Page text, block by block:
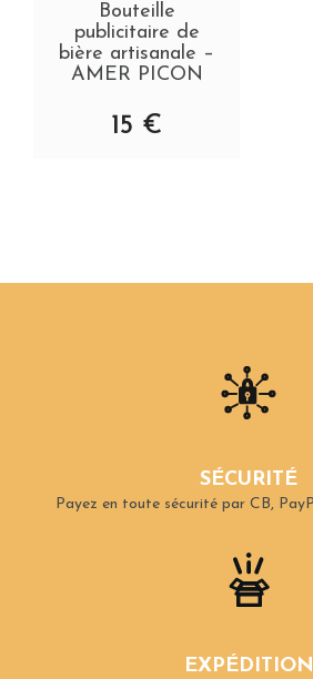
Bouteille
publicitaire de
bière artisanale –
AMER PICON
15 €
SÉCURITÉ
Payez en toute sécurité par CB,
EXPÉDITION